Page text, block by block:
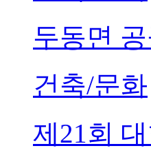
두동면
건축/문화
제21회